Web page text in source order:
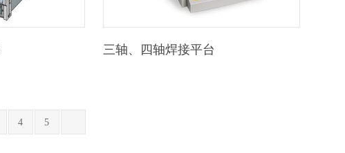
三轴、四轴焊接平台
4 5